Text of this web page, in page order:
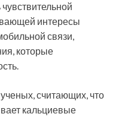
интересы
связи,
которые
считающих, что
кальциевые